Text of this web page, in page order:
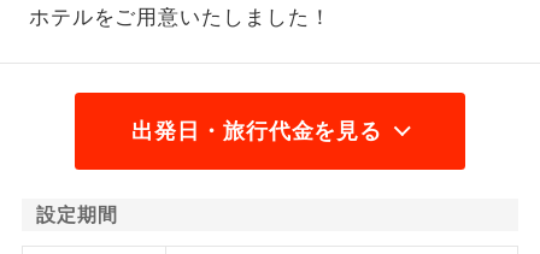
ホテルをご用意いたしました！
出発日・旅行代金を見る
設定期間
おひとり様参
おひとり様限定でご参加いただけるコー
1名様1室同代
1名様1室利用でも追加料金がかからない
コースです。
ご夫婦限定